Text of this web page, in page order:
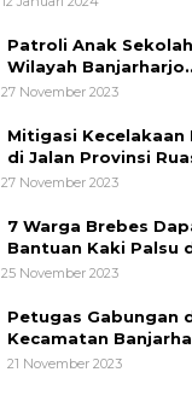
Patroli Anak
Wilayah Banjarharjo
Brebes
27 November 2023
Mitigasi Kecelakaan
di Jalan Provinsi
Banjarharjo-Salem
27 November 2023
7 Warga Brebes
Bantuan Kaki Palsu
Operasi Bibir
25 November 2023
Petugas Gabungan
Kecamatan
Patroli Anak Sekolah
21 November 2023